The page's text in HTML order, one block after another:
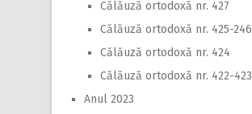
Călăuză ortodoxă nr. 427
Călăuză ortodoxă nr. 425-246
Călăuză ortodoxă nr. 424
Călăuză ortodoxă nr. 422-423
Anul 2023